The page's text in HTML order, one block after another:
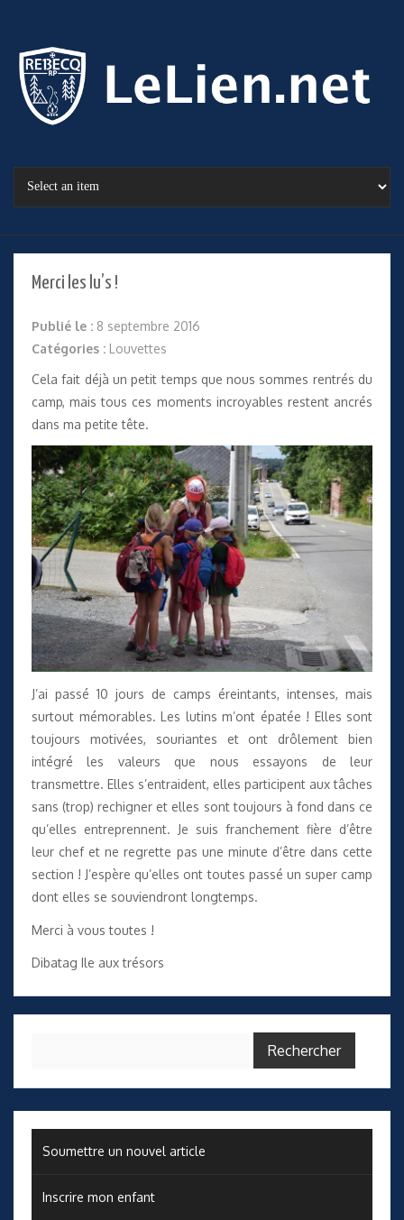
Merci les lu’s !
Publié le : 8 septembre 2016
Catégories : Louvettes
Cela fait déjà un petit temps que nous sommes rentrés du
camp, mais tous ces moments incroyables restent ancrés
dans ma petite tête.
J’ai passé 10 jours de camps éreintants, intenses, mais
surtout mémorables. Les lutins m’ont épatée ! Elles sont
toujours motivées, souriantes et ont drôlement bien
intégré les valeurs que nous essayons de leur
transmettre. Elles s’entraident, elles participent aux tâches
sans (trop) rechigner et elles sont toujours à fond dans ce
qu’elles entreprennent. Je suis franchement fière d’être
leur chef et ne regrette pas une minute d’être dans cette
section ! J’espère qu’elles ont toutes passé un super camp
dont elles se souviendront longtemps.
Merci à vous toutes !
Dibatag Ile aux trésors
Soumettre un nouvel article
Inscrire mon enfant